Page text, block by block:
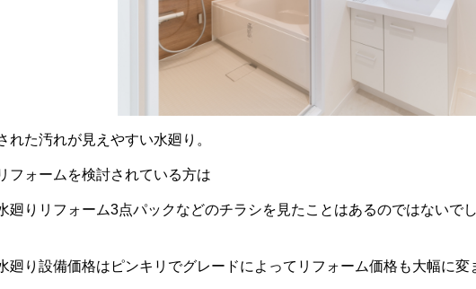
れた汚れが見えやすい水廻り。
フォームを検討されている方は
廻りリフォーム3点パックなどのチラシを見たことはあるのではないで
廻り設備価格はピンキリでグレードによってリフォーム価格も大幅に変